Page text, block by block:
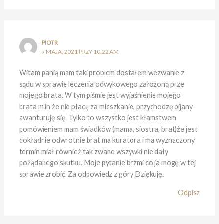
PIOTR
7 MAJA, 2021 PRZY 10:22 AM
Witam panią mam taki problem dostałem wezwanie z
sądu w sprawie leczenia odwykowego założoną prze
mojego brata. W tym piśmie jest wyjaśnienie mojego
brata m.in że nie płacę za mieszkanie, przychodzę pijany
awanturuję się. Tylko to wszystko jest kłamstwem
pomówieniem mam świadków (mama, siostra, brat)że jest
dokładnie odwrotnie brat ma kuratora i ma wyznaczony
termin miał również tak zwane wszywki nie dały
pożądanego skutku. Moje pytanie brzmi co ja mogę w tej
sprawie zrobić. Za odpowiedz z góry Dziękuję.
Odpisz